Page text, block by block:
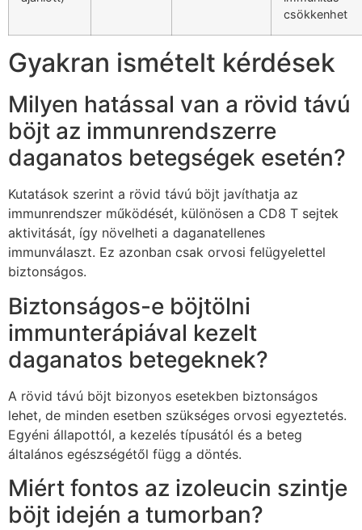
csökkenhet
Gyakran ismételt kérdések
Milyen hatással van a rövid távú
böjt az immunrendszerre
daganatos betegségek esetén?
Kutatások szerint a rövid távú böjt javíthatja az
immunrendszer működését, különösen a CD8 T sejtek
aktivitását, így növelheti a daganatellenes
immunválaszt. Ez azonban csak orvosi felügyelettel
biztonságos.
Biztonságos-e böjtölni
immunterápiával kezelt
daganatos betegeknek?
A rövid távú böjt bizonyos esetekben biztonságos
lehet, de minden esetben szükséges orvosi egyeztetés.
Egyéni állapottól, a kezelés típusától és a beteg
általános egészségétől függ a döntés.
Miért fontos az izoleucin szintje
böjt idején a tumorban?